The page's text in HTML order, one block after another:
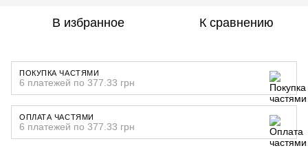
В избранное К сравнению
ПОКУПКА ЧАСТЯМИ
6 платежей по 377.33 грн
ОПЛАТА ЧАСТЯМИ
6 платежей по 377.33 грн